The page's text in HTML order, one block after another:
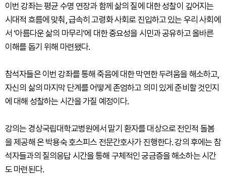
이번 강좌는 평균 수명 연장과 함께 삶의 질에 대한 성찰이 깊어지는
시대적 흐름에 맞춰, 급속히 고령화 사회로 진입하고 있는 우리 사회에
서 ‘아름다운 삶의 마무리’에 대한 중요성을 시민과 공유하고 올바른
이해를 돕기 위해 마련됐다.
참석자들은 이번 강좌를 통해 죽음에 대한 막연한 두려움을 해소하고,
자신의 삶의 마지막 단계를 어떻게 존엄하고 의미 있게 준비할 것인지
에 대해 성찰하는 시간을 가질 예정이다.
강의는 경상국립대학교병원에서 말기 환자를 대상으로 전인적 돌봄
을 제공해 온 박용숙 호스피스 전문간호사가 진행한다. 강의 후에는 참
석자들과의 질의응답 시간을 통해 구체적인 궁금증을 해소하는 시간
도 마련된다.